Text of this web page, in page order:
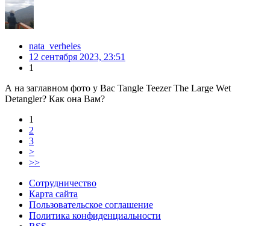
nata_verheles
12 сентября 2023, 23:51
1
А на заглавном фото у Вас Tangle Teezer The Large Wet
Detangler? Как она Вам?
1
2
3
>
>>
Сотрудничество
Карта сайта
Пользовательское соглашение
Политика конфиденциальности